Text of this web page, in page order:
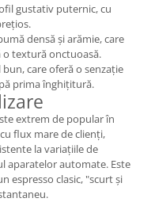
gustativ puternic, cu
densă și arămie, care
o textură onctuoasă.
care oferă o senzație
prima înghițitură.
extrem de popular în
flux mare de clienți,
la variațiile de
aparatelor automate. Este
espresso clasic, "scurt și